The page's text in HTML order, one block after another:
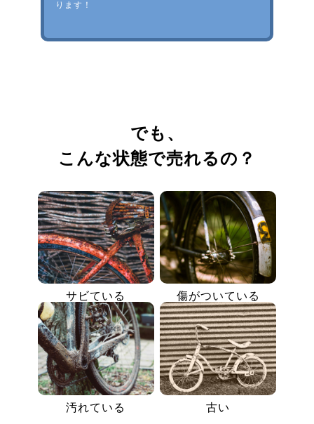
ります！
でも、
こんな状態で売れるの？
サビている 傷がついている
汚れている 古い